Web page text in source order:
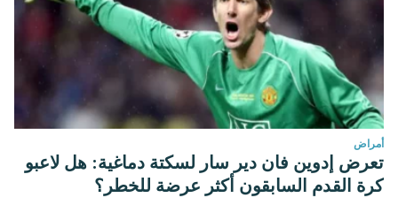
أمراض
تعرض إدوين فان دير سار لسكتة دماغية: هل لاعبو
كرة القدم السابقون أكثر عرضة للخطر؟